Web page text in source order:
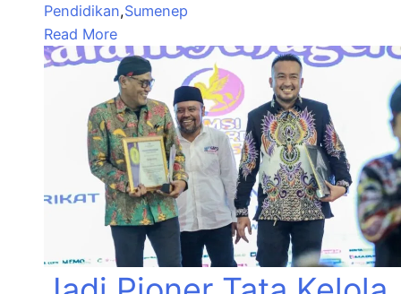
Pendidikan,Sumenep
Read More